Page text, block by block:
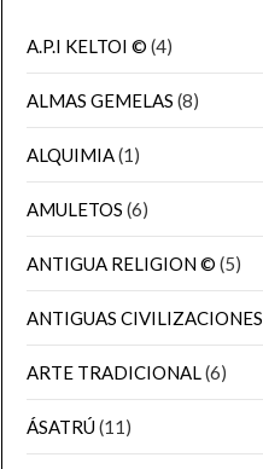
A.P.I KELTOI © (4)
ALMAS GEMELAS (8)
ALQUIMIA(1)
AMULETOS (6)
ANTIGUA RELIGION © (5)
ANTIGUAS CIVILIZACIONES
ARTE TRADICIONAL(6)
ÁSATRÚ(11)